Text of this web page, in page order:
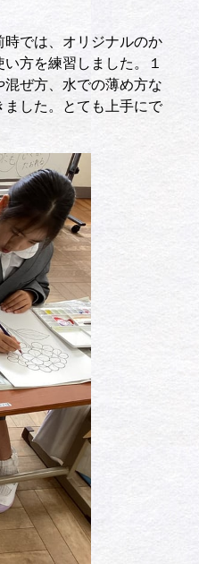
では、オリジナルのか
方を練習しました。１
ぜ方、水での薄め方な
した。とても上手にで